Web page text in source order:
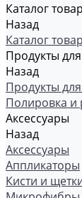
Каталог
Назад
Каталог
Продукты
Назад
Продукты
Полировка и
Аксессуары
Назад
Аксессуары
Аппликаторы
Кисти и